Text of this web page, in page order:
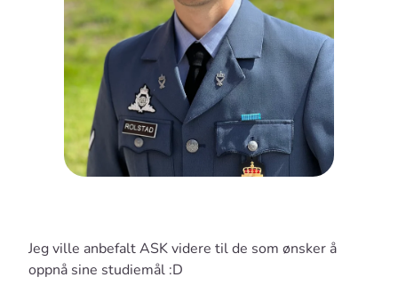
Jeg ville anbefalt ASK videre til de som ønsker å
oppnå sine studiemål :D